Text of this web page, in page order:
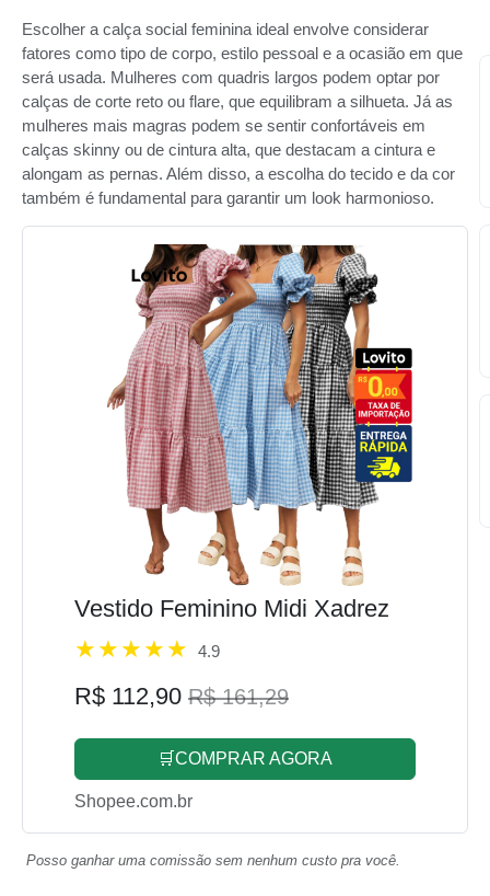
Escolher a calça social feminina ideal envolve considerar
fatores como tipo de corpo, estilo pessoal e a ocasião em que
será usada. Mulheres com quadris largos podem optar por
calças de corte reto ou flare, que equilibram a silhueta. Já as
mulheres mais magras podem se sentir confortáveis em
calças skinny ou de cintura alta, que destacam a cintura e
alongam as pernas. Além disso, a escolha do tecido e da cor
também é fundamental para garantir um look harmonioso.
Vestido Feminino Midi Xadrez
4.9
R$ 112,90 R$ 161,29
🛒COMPRAR AGORA
Shopee.com.br
Posso ganhar uma comissão sem nenhum custo pra você.